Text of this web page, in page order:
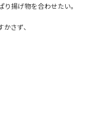
揚げ物を合わせたい。
さず、